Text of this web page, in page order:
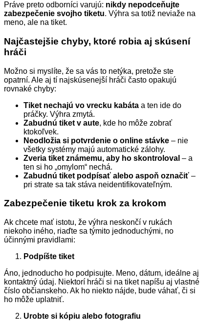
Práve preto odborníci varujú: nikdy nepodceňujte
zabezpečenie svojho tiketu. Výhra sa totiž neviaže na
meno, ale na tiket.
Najčastejšie chyby, ktoré robia aj skúsení
hráči
Možno si myslíte, že sa vás to netýka, pretože ste
opatrní. Ale aj tí najskúsenejší hráči často opakujú
rovnaké chyby:
Tiket nechajú vo vrecku kabáta a ten ide do
práčky. Výhra zmytá.
Zabudnú tiket v aute, kde ho môže zobrať
ktokoľvek.
Neodložia si potvrdenie o online stávke – nie
všetky systémy majú automatické zálohy.
Zveria tiket známemu, aby ho skontroloval – a
ten si ho „omylom“ nechá.
Zabudnú tiket podpísať alebo aspoň označiť –
pri strate sa tak stáva neidentifikovateľným.
Zabezpečenie tiketu krok za krokom
Ak chcete mať istotu, že výhra neskončí v rukách
niekoho iného, riaďte sa týmito jednoduchými, no
účinnými pravidlami:
Podpíšte tiket
Áno, jednoducho ho podpisujte. Meno, dátum, ideálne aj
kontaktný údaj. Niektorí hráči si na tiket napíšu aj vlastné
číslo občianskeho. Ak ho niekto nájde, bude váhať, či si
ho môže uplatniť.
Urobte si kópiu alebo fotografiu